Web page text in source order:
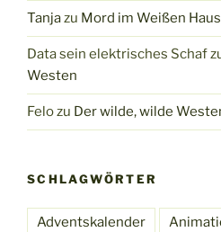
Tanjazu Mord im Weißen
Data sein elektrisches Schaf
Westen
Felozu Der wilde, wilde
SCHLAGWÖRTER
Adventskalender